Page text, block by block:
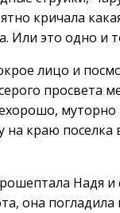
кричала
Или это одно и
лицо и
просвета
на краю поселка
Надя и
она